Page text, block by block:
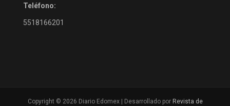
Teléfono:
5518166201
Copyright © 2026 Diario Edomex | Desarrollado por Revista de